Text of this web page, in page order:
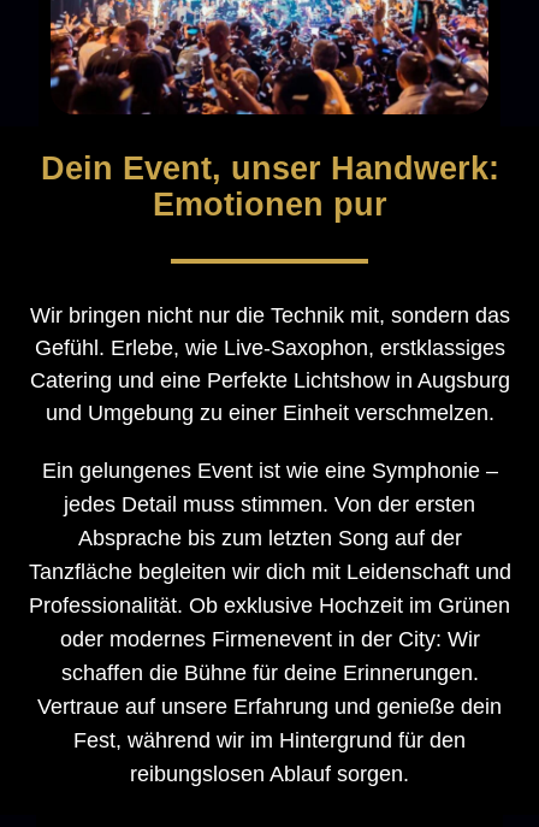
Dein Event, unser Handwerk:
Emotionen pur
Wir bringen nicht nur die Technik mit, sondern das
Gefühl. Erlebe, wie Live-Saxophon, erstklassiges
Catering und eine Perfekte Lichtshow in Augsburg
und Umgebung zu einer Einheit verschmelzen.
Ein gelungenes Event ist wie eine Symphonie –
jedes Detail muss stimmen. Von der ersten
Absprache bis zum letzten Song auf der
Tanzfläche begleiten wir dich mit Leidenschaft und
Professionalität. Ob exklusive Hochzeit im Grünen
oder modernes Firmenevent in der City: Wir
schaffen die Bühne für deine Erinnerungen.
Vertraue auf unsere Erfahrung und genieße dein
Fest, während wir im Hintergrund für den
reibungslosen Ablauf sorgen.